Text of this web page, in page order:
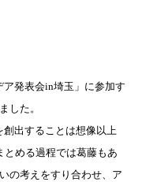
発表会in埼玉」に参加す
した。
出することは想像以上
とめる過程では葛藤もあ
の考えをすり合わせ、ア